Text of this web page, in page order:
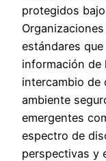
protegidos
estándares
información de
intercambio de
ambiente
emergentes
espectro de
perspectivas y